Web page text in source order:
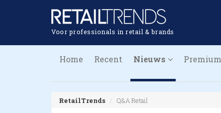
Voor professionals in retail & brands
Home Recent Nieuws Premium
RetailTrends Q&A Retail